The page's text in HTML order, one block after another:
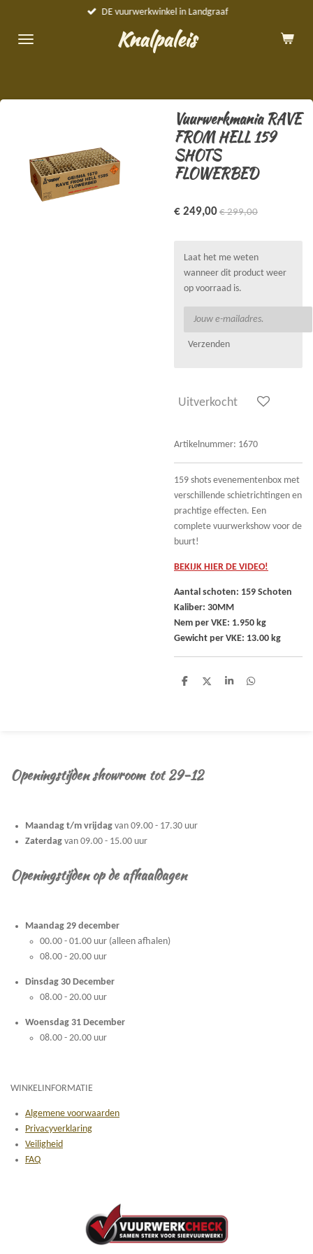
naar
Knalpaleis
DE vuurwerkwinkel in Landgraaf
Vuurwerkmania RAVE
FROM HELL 159
SHOTS
FLOWERBED
€ 249,00€ 299,00
Laat het me weten
wanneer dit product weer
op voorraad is.
Verzenden
Uitverkocht
Artikelnummer: 1670
159 shots evenementenbox met
verschillende schietrichtingen en
prachtige effecten. Een
complete vuurwerkshow voor de
buurt!
BEKIJK HIER DE VIDEO!
Aantal schoten: 159 Schoten
Kaliber: 30MM
Nem per VKE: 1.950 kg
Gewicht per VKE: 13.00 kg
D
D
S
D
Openingstijden showroom tot 29-12
Maandag t/m vrijdag van 09.00 - 17.30 uur
Zaterdag van 09.00 - 15.00 uur
Openingstijden op de afhaaldagen
Maandag 29 december
00.00 - 01.00 uur (alleen afhalen)
08.00 - 20.00 uur
Dinsdag 30 December
08.00 - 20.00 uur
Woensdag 31 December
08.00 - 20.00 uur
WINKELINFORMATIE
Algemene voorwaarden
Privacyverklaring
Veiligheid
FAQ